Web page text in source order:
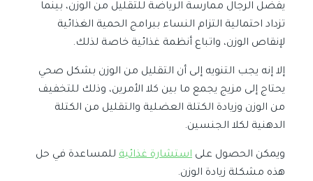
يفضل الرجال ممارسة الرياضة للتقليل من الوزن، بينما
تزداد احتمالية التزام النساء ببرامج الحمية الغذائية
لإنقاص الوزن، واتباع أنظمة غذائية خاصة لذلك.
إلا إنه يجب التنويه إلى أن التقليل من الوزن بشكل صحي
يحتاج إلى مزيج يجمع ما بين كلا الأمرين، وذلك للتخفيف
من الوزن وزيادة الكتلة العضلية والتقليل من الكتلة
الدهنية لكلا الجنسين.
ويمكن الحصول على استشارة غذائية للمساعدة في حل
هذه مشكلة زيادة الوزن.